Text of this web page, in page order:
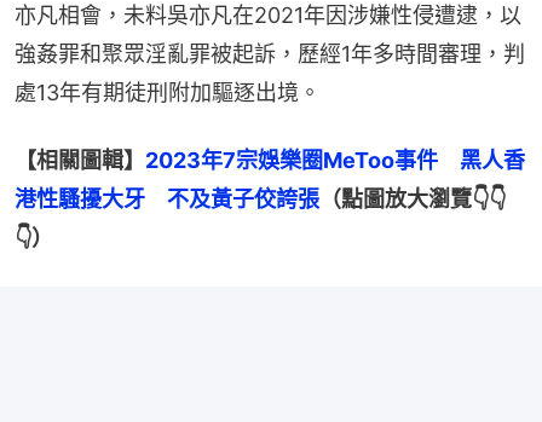
亦凡相會，未料吳亦凡在2021年因涉嫌性侵遭逮，以
強姦罪和聚眾淫亂罪被起訴，歷經1年多時間審理，判
處13年有期徒刑附加驅逐出境。
【相關圖輯】 2023年7宗娛樂圈MeToo事件　黑人香
港性騷擾大牙　不及黃子佼誇張 （點圖放大瀏覽👇👇
👇）